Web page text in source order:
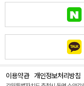
이용약관 개인정보처리방침